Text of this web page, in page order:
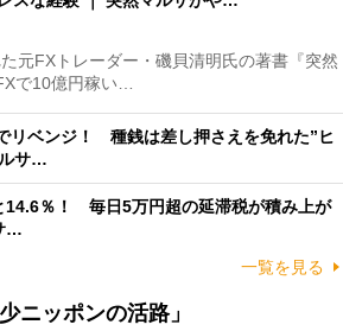
元FXトレーダー・磯貝清明氏の著書『突然
で10億円稼い…
リベンジ！ 種銭は差し押さえを免れた”ヒ
サ…
14.6％！ 毎日5万円超の延滞税が積み上が
…
一覧を見る
ニッポンの活路」